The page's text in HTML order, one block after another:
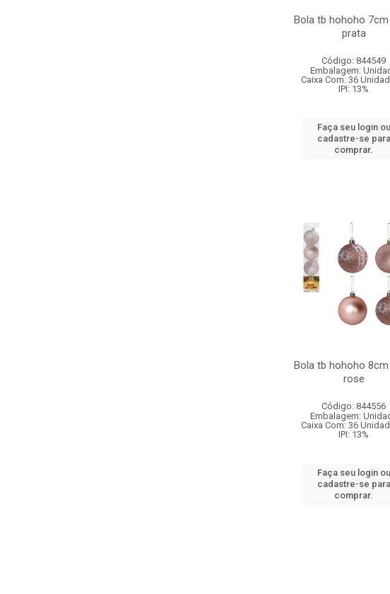
Bola tb hohoho
prata
Código: 844549
Embalagem:
Caixa Com: 36
IPI: 13%
Faça seu login ou
cadastre-se para
comprar.
Bola tb hohoho
rose
Código: 844556
Embalagem:
Caixa Com: 36
IPI: 13%
Faça seu login ou
cadastre-se para
comprar.